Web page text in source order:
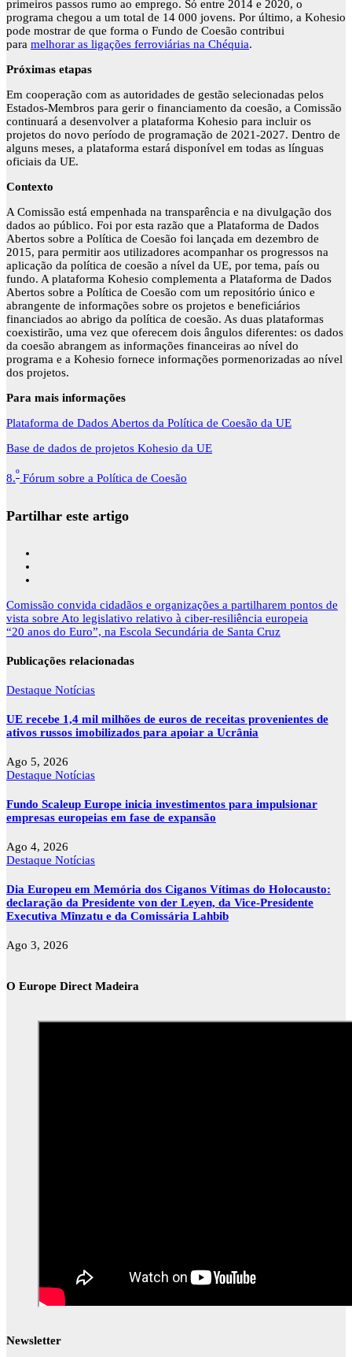
primeiros passos rumo ao emprego. Só entre 2014 e 2020, o
programa chegou a um total de 14 000 jovens. Por último, a Kohesio
pode mostrar de que forma o Fundo de Coesão contribui
para melhorar as ligações ferroviárias na Chéquia.
Próximas etapas
Em cooperação com as autoridades de gestão selecionadas pelos
Estados-Membros para gerir o financiamento da coesão, a Comissão
continuará a desenvolver a plataforma Kohesio para incluir os
projetos do novo período de programação de 2021-2027. Dentro de
alguns meses, a plataforma estará disponível em todas as línguas
oficiais da UE.
Contexto
A Comissão está empenhada na transparência e na divulgação dos
dados ao público. Foi por esta razão que a Plataforma de Dados
Abertos sobre a Política de Coesão foi lançada em dezembro de
2015, para permitir aos utilizadores acompanhar os progressos na
aplicação da política de coesão a nível da UE, por tema, país ou
fundo. A plataforma Kohesio complementa a Plataforma de Dados
Abertos sobre a Política de Coesão com um repositório único e
abrangente de informações sobre os projetos e beneficiários
financiados ao abrigo da política de coesão. As duas plataformas
coexistirão, uma vez que oferecem dois ângulos diferentes: os dados
da coesão abrangem as informações financeiras ao nível do
programa e a Kohesio fornece informações pormenorizadas ao nível
dos projetos.
Para mais informações
Plataforma de Dados Abertos da Política de Coesão da UE
Base de dados de projetos Kohesio da UE
8.º Fórum sobre a Política de Coesão
Partilhar este artigo
Navegação
de
artigos
Comissão convida cidadãos e organizações a partilharem pontos de
vista sobre Ato legislativo relativo à ciber-resiliência europeia
“20 anos do Euro”, na Escola Secundária de Santa Cruz
Publicações relacionadas
Destaque Notícias
UE recebe 1,4 mil milhões de euros de receitas provenientes de
ativos russos imobilizados para apoiar a Ucrânia
Ago 5, 2026
Destaque Notícias
Fundo Scaleup Europe inicia investimentos para impulsionar
empresas europeias em fase de expansão
Ago 4, 2026
Destaque Notícias
Dia Europeu em Memória dos Ciganos Vítimas do Holocausto:
declaração da Presidente von der Leyen, da Vice-Presidente
Executiva Mînzatu e da Comissária Lahbib
Ago 3, 2026
O Europe Direct Madeira
Newsletter